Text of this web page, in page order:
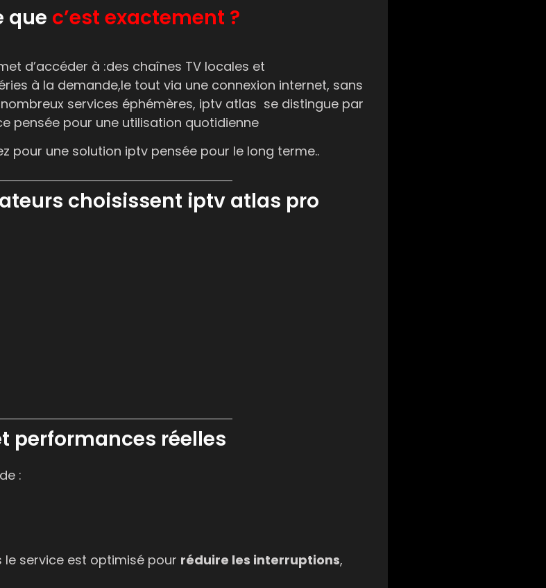
que c’est exactement ?
d’accéder à :des chaînes TV locales et
à la demande,le tout via une connexion internet, sans
services éphémères, iptv atlas se distingue par
pensée pour une utilisation quotidienne
pour une solution iptv pensée pour le long terme..
choisissent iptv atlas pro
performances réelles
:
service est optimisé pour réduire les interruptions,